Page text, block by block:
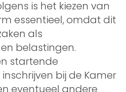
is het kiezen van
essentieel, omdat dit
als
belastingen.
startende
bij de Kamer
eventueel andere